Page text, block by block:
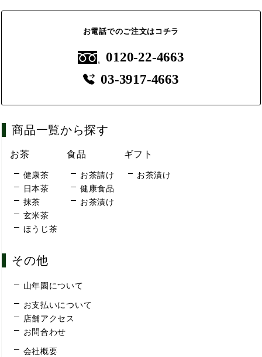
お電話でのご注文はコチラ
0120-22-4663
03-3917-4663
商品一覧から探す
お茶
健康茶
日本茶
抹茶
玄米茶
ほうじ茶
食品
お茶請け
健康食品
お茶漬け
ギフト
お茶漬け
その他
山年園について
お支払いについて
店舗アクセス
お問合わせ
会社概要